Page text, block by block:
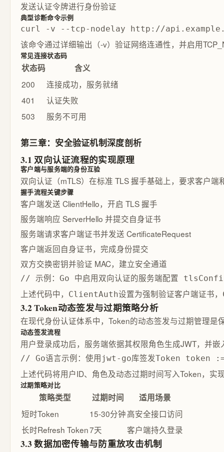
发送认证令牌进行身份验证
典型诊断命令示例
curl -v --tcp-nodelay http://
该命令通过详细输出（-v）验证网络连通性，并启用
常见连接状态码
状态码
含义
200
连接成功，服务就绪
401
认证失败
503
服务不可用
第三章：安全验证机制深度剖析
3.1 双向认证流程的实现原理
客户端与服务端的身份互验
双向认证（mTLS）在标准 TLS 握手基础上，要求客户
握手流程关键步骤
客户端发送 ClientHello，开启 TLS 握手
服务端响应 ServerHello 并提交自身证书
服务端请求客户端证书并发送 CertificateRequest
客户端返回自身证书，完成身份提交
双方交换密钥并验证 MAC，建立安全通道
// 示例：Go 中启用双向认证的服务端配
上述代码中， ClientAuth设置为强制验证客户端证书，
3.2 Token动态签发与过期策略分析
在现代身份认证体系中，Token的动态签发与过期管理
动态签发流程
用户登录成功后，服务端依据其权限角色生成JWT，并嵌
// Go语言示例：使用jwt-go库签发Token
上述代码将用户ID、角色及动态过期时间写入Token，实
过期策略对比
策略类型 过期时间
适用场景
短时Token
15-30分钟高安全接口访问
长时Refresh Token7天 客户端持久登录
3.3 数据加密传输与防重放攻击机制